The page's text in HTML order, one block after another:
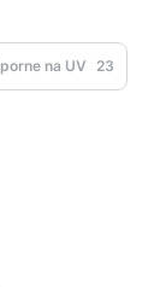
na UV 23